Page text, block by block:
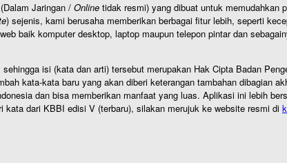
Jaringan / Online tidak resmi) yang dibuat untuk memudahkan
) sejenis, kami berusaha memberikan berbagai fitur lebih, seperti
baik komputer desktop, laptop maupun telepon pintar dan
isi (kata dan arti) tersebut merupakan Hak Cipta Badan
kata-kata baru yang akan diberi keterangan tambahan dibagian
dan bisa memberikan manfaat yang luas. Aplikasi ini lebih
dari KBBI edisi V (terbaru), silakan merujuk ke website resmi di